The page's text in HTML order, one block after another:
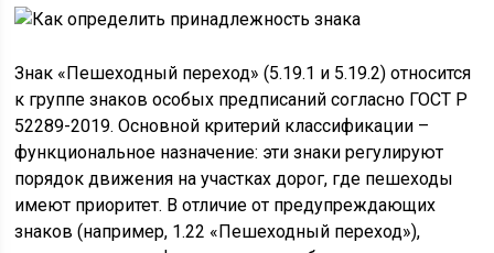
Знак «Пешеходный переход» (5.19.1 и 5.19.2) относится
к группе знаков особых предписаний согласно ГОСТ Р
52289-2019. Основной критерий классификации –
функциональное назначение: эти знаки регулируют
порядок движения на участках дорог, где пешеходы
имеют приоритет. В отличие от предупреждающих
знаков (например, 1.22 «Пешеходный переход»),